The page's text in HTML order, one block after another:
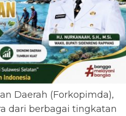
Daerah (Forkopimda),
dari berbagai tingkatan